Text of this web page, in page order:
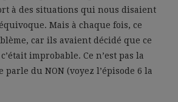
à des situations qui nous disaient
Mais à chaque fois, ce
car ils avaient décidé que ce
improbable. Ce n’est pas la
du NON (voyez l’épisode 6 la